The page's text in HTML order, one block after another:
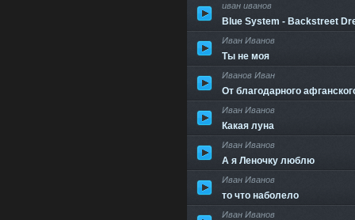
иван иванов
Blue System - Backstreet
Иван Иванов
Ты не моя
Иванов Иван
От благодарного
Иван Иванов
Какая луна
Иван Иванов
А я Леночку люблю
Иван Иванов
то что наболело
Иван Иванов